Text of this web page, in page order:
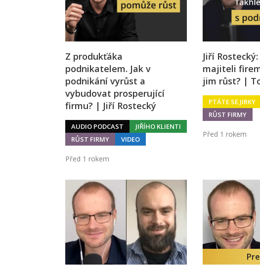
Z produkťáka
podnikatelem. Jak v
podnikání vyrůst a
vybudovat prosperující
firmu? | Jiří Rostecký
AUDIO PODCAST
JIŘÍHO KLIENTI
RŮST FIRMY
VIDEO
Před 1 rokem
Jiří
majiteli
jim růst? |
PTÁTE SE JIRKY
RŮST FIRMY
Před 1 rokem